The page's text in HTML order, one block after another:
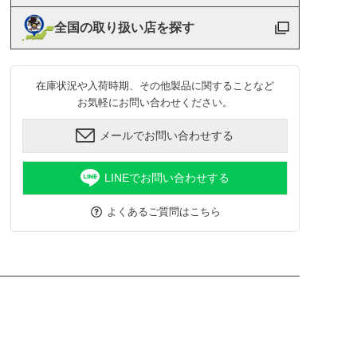
全国の取り扱い店を探す
在庫状況や入荷時期、その他製品に関することなど
お気軽にお問い合わせください。
メールでお問い合わせする
LINEでお問い合わせする
よくあるご質問はこちら